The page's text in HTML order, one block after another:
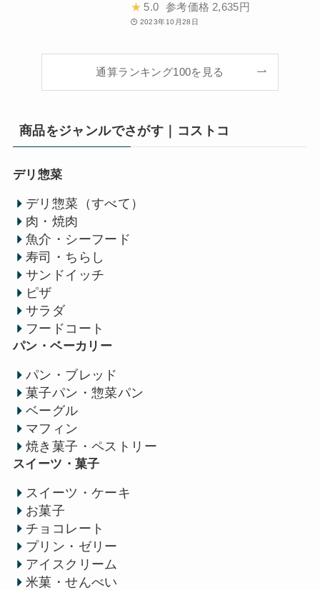
★ 5.0 参考価格 2,635円
2023年10月28日
通算ランキング100を見る
商品をジャンルでさがす｜コストコ
デリ惣菜
デリ惣菜（すべて）
肉・焼肉
魚介・シーフード
寿司・ちらし
サンドイッチ
ピザ
サラダ
フードコート
パン・ベーカリー
パン・ブレッド
菓子パン・惣菜パン
ベーグル
マフィン
焼き菓子・ペストリー
スイーツ・菓子
スイーツ・ケーキ
お菓子
チョコレート
プリン・ゼリー
アイスクリーム
米菓・せんべい